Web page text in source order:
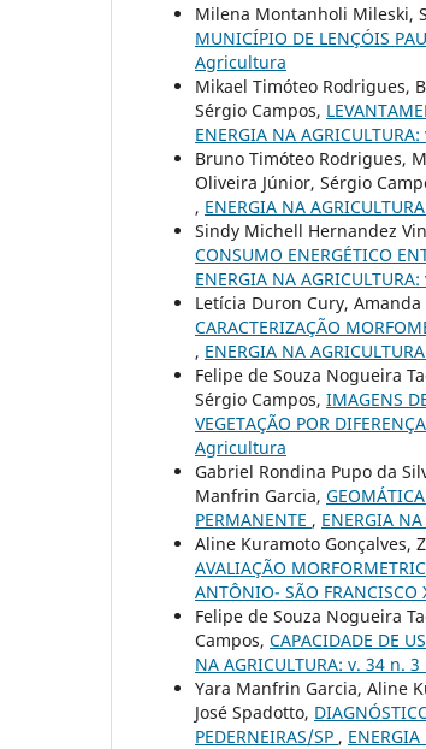
Milena Montanholi Mileski,
MUNICÍPIO DE LENÇÓIS
Agricultura
Mikael Timóteo Rodrigues,
Sérgio Campos,
ENERGIA NA
Bruno Timóteo Rodrigues,
Oliveira Júnior, Sérgio
, ENERGIA NA
Sindy Michell Hernandez
CONSUMO ENERGÉTICO
ENERGIA NA
Letícia Duron Cury,
CARACTERIZAÇÃO
, ENERGIA NA
Felipe de Souza Nogueira
Sérgio Campos, IMAGENS
VEGETAÇÃO POR
Agricultura
Gabriel Rondina Pupo da
Manfrin Garcia,
PERMANENTE , ENERGIA
Aline Kuramoto Gonçalves,
AVALIAÇÃO
ANTÔNIO- SÃO FRANCISCO
Felipe de Souza Nogueira
Campos, CAPACIDADE DE
NA AGRICULTURA: v. 34 n.
Yara Manfrin Garcia, Aline
José Spadotto,
PEDERNEIRAS/SP ,